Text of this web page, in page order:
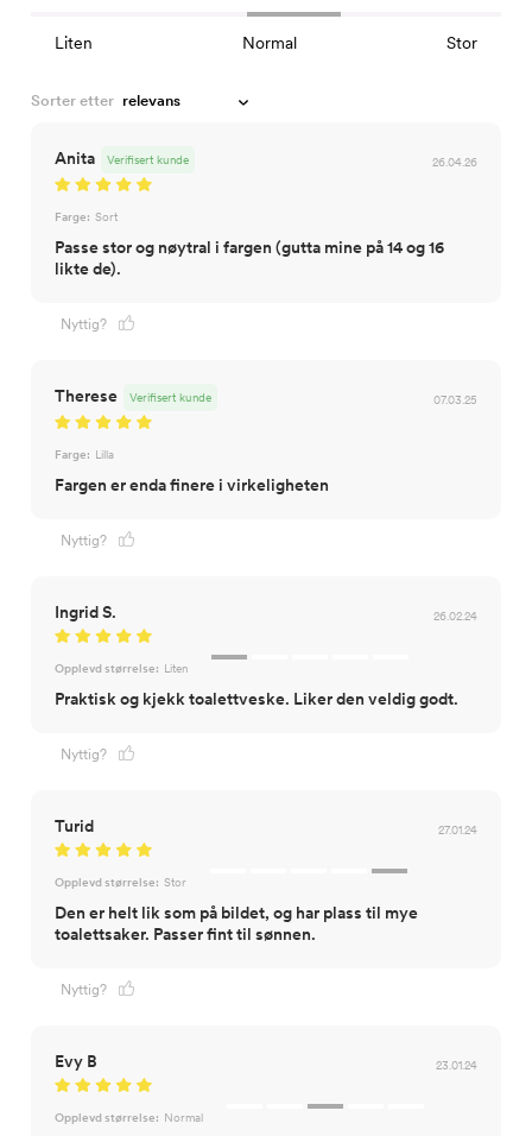
Liten Normal Stor
Sorter etter
Anita 26.04.26
Verifisert kunde
Farge: Sort
Passe stor og nøytral i fargen (gutta mine på 14 og 16
likte de).
Nyttig?
Therese 07.03.25
Verifisert kunde
Farge: Lilla
Fargen er enda finere i virkeligheten
Nyttig?
Ingrid S. 26.02.24
Opplevd størrelse: Liten
Praktisk og kjekk toalettveske. Liker den veldig godt.
Nyttig?
Turid 27.01.24
Opplevd størrelse: Stor
Den er helt lik som på bildet, og har plass til mye
toalettsaker. Passer fint til sønnen.
Nyttig?
Evy B 23.01.24
Opplevd størrelse: Normal